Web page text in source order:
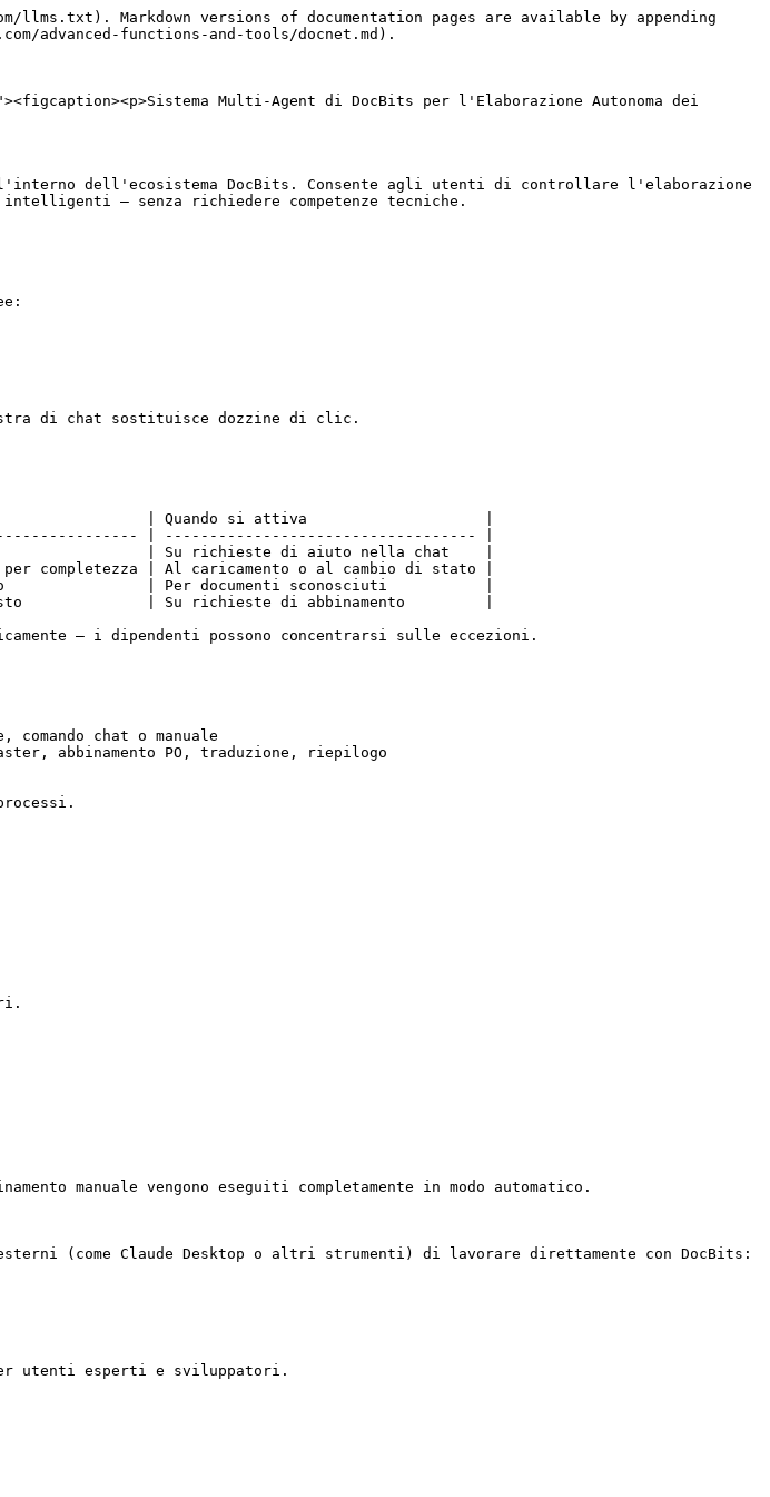
Markdown versions of documentation pages are available by appending
advanced-functions-and-tools/docnet.md).
Multi-Agent di DocBits per l'Elaborazione Autonoma dei
dell'ecosistema DocBits. Consente agli utenti di controllare l'elaborazione
— senza richiedere competenze tecniche.
di chat sostituisce dozzine di clic.
| Quando si attiva                    |
| ----------------------------------- |
| Su richieste di aiuto nella chat    |
completezza | Al caricamento o al cambio di stato |
| Per documenti sconosciuti           |
| Su richieste di abbinamento         |
— i dipendenti possono concentrarsi sulle eccezioni.
chat o manuale
abbinamento PO, traduzione, riepilogo
manuale vengono eseguiti completamente in modo automatico.
(come Claude Desktop o altri strumenti) di lavorare direttamente con DocBits:
utenti esperti e sviluppatori.